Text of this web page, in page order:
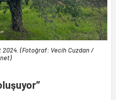
2024. (Fotoğraf: Vecih Cuzdan /